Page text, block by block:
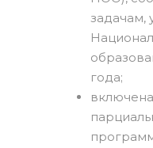
задачам,
года;